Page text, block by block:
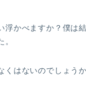
浮かべますか？僕は
。
くはないのでしょう